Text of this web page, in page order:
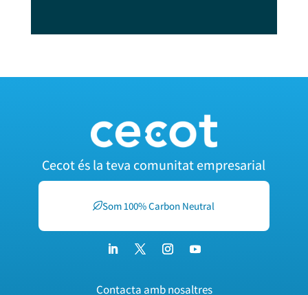
Cecot és la teva comunitat empresarial
Som 100% Carbon Neutral
Contacta amb nosaltres